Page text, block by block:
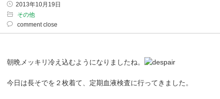
2013年10月19日
その他
comment close
朝晩メッキリ冷え込むようになりましたね。
今日は長そでを２枚着て、定期血液検査に行ってきました。